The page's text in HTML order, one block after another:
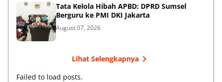
Tata Kelola Hibah APBD: DPRD Sumsel
Berguru ke PMI DKI Jakarta
August 07, 2026
Lihat Selengkapnya
Failed to load posts.